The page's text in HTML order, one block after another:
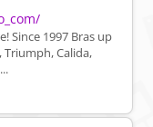
Since 1997 Bras up
Calida,